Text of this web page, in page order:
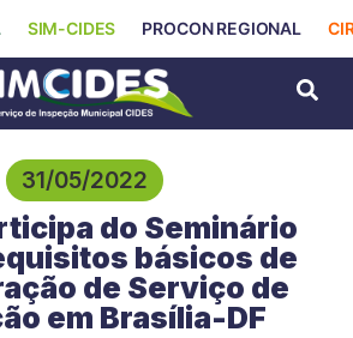
SIM-CIDES PROCON REGIONAL
31/05/2022
do Seminário
básicos de
de Serviço de
em Brasília-DF